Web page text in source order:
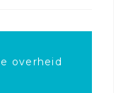
overheid